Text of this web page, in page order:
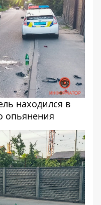
находился в
опьянения